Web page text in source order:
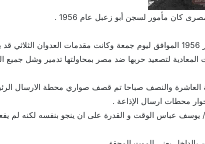
كان مأمور لسجن أبو زعبل عام 1956 .
المعادية لتصعيد حربها ضد مصر بمحاولتها تدمير وشل
العاشرة والنصف صباحا تم قصف صواري محطة الارسال
محطات ارسال الإذاعة .
عباس الوقت و القدرة على ان ينجو بنفسه لكنه لم